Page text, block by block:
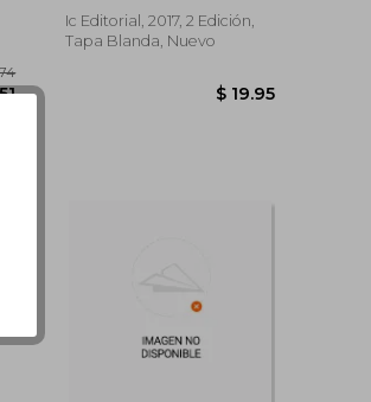
Ic Editorial, 2017, 2 Edición,
Tapa Blanda, Nuevo